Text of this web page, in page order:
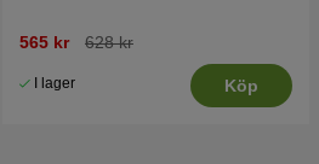
565 kr 628 kr
I lager Köp